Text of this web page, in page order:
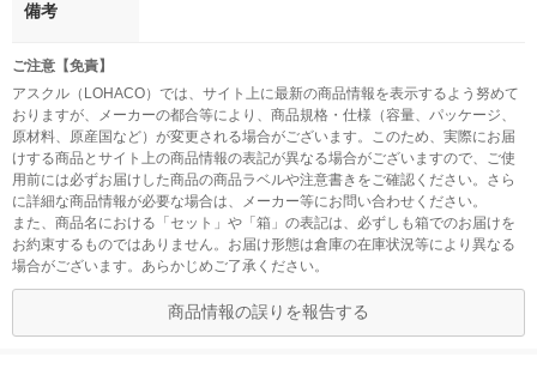
備考
ご注意【免責】
アスクル（LOHACO）では、サイト上に最新の商品情報を表示するよう努めて
おりますが、メーカーの都合等により、商品規格・仕様（容量、パッケージ、
原材料、原産国など）が変更される場合がございます。このため、実際にお届
けする商品とサイト上の商品情報の表記が異なる場合がございますので、ご使
用前には必ずお届けした商品の商品ラベルや注意書きをご確認ください。さら
に詳細な商品情報が必要な場合は、メーカー等にお問い合わせください。
また、商品名における「セット」や「箱」の表記は、必ずしも箱でのお届けを
お約束するものではありません。お届け形態は倉庫の在庫状況等により異なる
場合がございます。あらかじめご了承ください。
商品情報の誤りを報告する